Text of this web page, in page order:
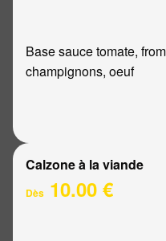
Base sauce tomate,
champignons, oeuf
Calzone à la viande
Dès 10.00 €